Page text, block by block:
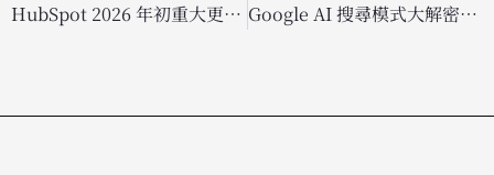
HubSpot 2026 年初重大更新：更聰明的工作流與自動化數據清理功能 Google AI 搜尋模式大解密：與傳統 SEO 排名重疊度僅 12%？行銷人必看的新趨勢